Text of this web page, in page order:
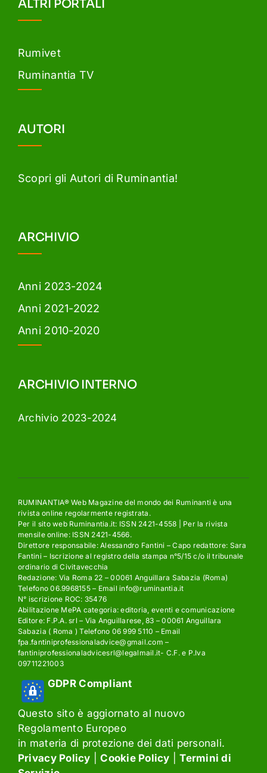
ALTRI PORTALI
Rumivet
Ruminantia TV
AUTORI
Scopri gli Autori di Ruminantia!
ARCHIVIO
Anni 2023-2024
Anni 2021-2022
Anni 2010-2020
ARCHIVIO INTERNO
Archivio 2023-2024
RUMINANTIA® Web Magazine del mondo dei Ruminanti è una
rivista online regolarmente registrata.
Per il sito web Ruminantia.it: ISSN 2421-4558 | Per la rivista
mensile online: ISSN 2421-4566.
Direttore responsabile: Alessandro Fantini – Capo redattore: Sara
Fantini – Iscrizione al registro della stampa n°5/15 c/o il tribunale
ordinario di Civitavecchia
Redazione: Via Roma 22 – 00061 Anguillara Sabazia (Roma)
Telefono 06.9968155 – Email info@ruminantia.it
N° iscrizione ROC: 35476
Abilitazione MePA categoria: editoria, eventi e comunicazione
Editore: F.P.A. srl – Via Anguillarese, 83 – 00061 Anguillara
Sabazia ( Roma ) Telefono 06 999 5110 – Email
fpa.fantiniprofessionaladvice@gmail.com –
fantiniprofessionaladvicesrl@legalmail.it- C.F. e P.Iva
09711221003
GDPR Compliant
Questo sito è aggiornato al nuovo
Regolamento Europeo
in materia di protezione dei dati personali.
Privacy Policy |Cookie Policy |Termini di